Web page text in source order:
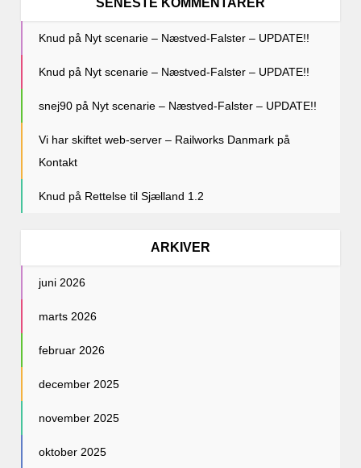
SENESTE KOMMENTARER
Knud på Nyt scenarie – Næstved-Falster – UPDATE!!
Knud på Nyt scenarie – Næstved-Falster – UPDATE!!
snej90 på Nyt scenarie – Næstved-Falster – UPDATE!!
Vi har skiftet web-server – Railworks Danmark på
Kontakt
Knud på Rettelse til Sjælland 1.2
ARKIVER
juni 2026
marts 2026
februar 2026
december 2025
november 2025
oktober 2025